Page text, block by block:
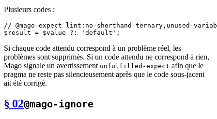
Plusieurs codes :
// @mago-expect lint:no-shorthand-ternary,unused-
$result = $value ?: 'default'
Si chaque code attendu correspond à un problème réel, les
problèmes sont supprimés. Si un code attendu ne correspond à rien,
Mago signale un avertissement unfulfilled-expect afin que le
pragma ne reste pas silencieusement après que le code sous-jacent
ait été corrigé.
§ 02@mago-ignore